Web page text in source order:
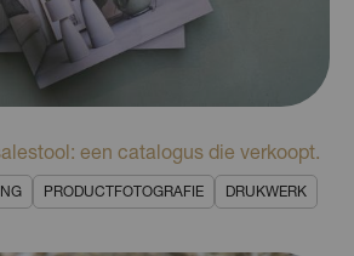
een catalogus die verkoopt.
PRODUCTFOTOGRAFIE DRUKWERK